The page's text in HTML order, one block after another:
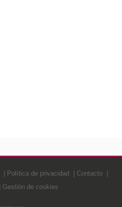
Política de privacidad
Contacto
Gestión de cookies